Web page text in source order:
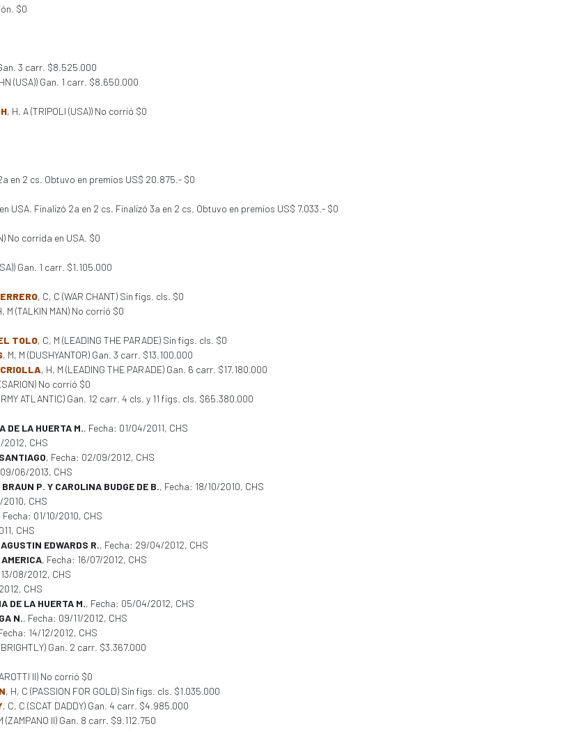
$0
3 carr. $8.525.000
(USA)) Gan. 1 carr. $8.650.000
, H, A (TRIPOLI (USA)) No corrió $0
en 2 cs. Obtuvo en premios US$ 20.875.- $0
USA. Finalizó 2a en 2 cs. Finalizó 3a en 2 cs. Obtuvo en premios US$ 7.033.- $0
No corrida en USA. $0
Gan. 1 carr. $1.105.000
, C, C (WAR CHANT) Sin figs. cls. $0
M (TALKIN MAN) No corrió $0
TOLO, C, M (LEADING THE PARADE) Sin figs. cls. $0
, M, M (DUSHYANTOR) Gan. 3 carr. $13.100.000
, H, M (LEADING THE PARADE) Gan. 6 carr. $17.180.000
No corrió $0
ATLANTIC) Gan. 12 carr. 4 cls. y 11 figs. cls. $65.380.000
DE LA HUERTA M., Fecha: 01/04/2011, CHS
2012, CHS
, Fecha: 02/09/2012, CHS
06/2013, CHS
P. Y CAROLINA BUDGE DE B., Fecha: 18/10/2010, CHS
2010, CHS
Fecha: 01/10/2010, CHS
CHS
EDWARDS R., Fecha: 29/04/2012, CHS
, Fecha: 16/07/2012, CHS
08/2012, CHS
CHS
DE LA HUERTA M., Fecha: 05/04/2012, CHS
N., Fecha: 09/11/2012, CHS
14/12/2012, CHS
BRIGHTLY) Gan. 2 carr. $3.367.000
II) No corrió $0
, H, C (PASSION FOR GOLD) Sin figs. cls. $1.035.000
, C, C (SCAT DADDY) Gan. 4 carr. $4.985.000
(ZAMPANO II) Gan. 8 carr. $9.112.750